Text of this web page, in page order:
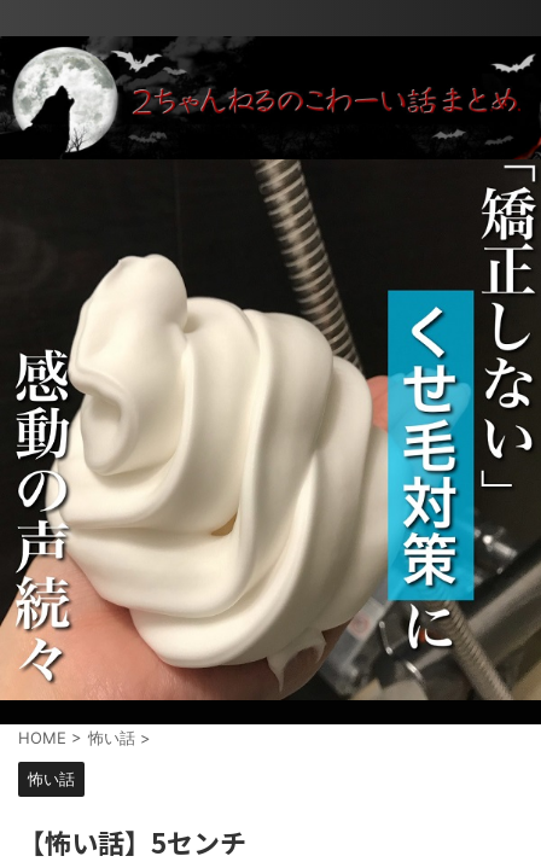
HOME > 怖い話 >
怖い話
【怖い話】5センチ